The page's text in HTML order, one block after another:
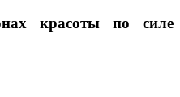
красоты по силе